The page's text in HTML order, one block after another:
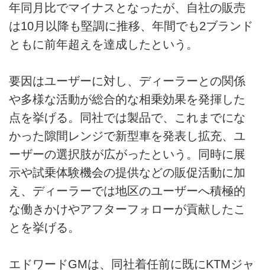
年同月比でマイナスとなったが、自社の販売
は10月以降も堅調に推移、年間でも2ブランド
ともに前年超えを達成したという。
要因はユーザーに対し、ディーラーとの関係
や多様な活動が総合的な相乗効果を発揮した
点を挙げる。同社では製品で、これまでにな
かった隙間レンジで新型車を発表し拡充、ユ
ーザーの選択肢が広がったという。同時に展
示や試乗体験機会の提供などの販促活動に加
え、ディーラーでは地区のユーザーへ積極的
な働きかけやアフターフォローが貢献したこ
とを挙げる。
エドワードGMは、同社着任前に既にKTMジャ